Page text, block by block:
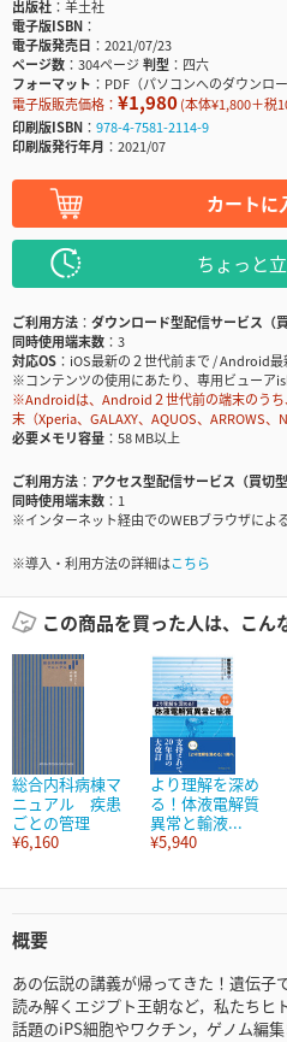
出版社
羊土社
電子版ISBN
電子版発売日
2021/07/23
ページ数
304ページ判型
四六
フォーマット
PDF（パソコンへのダウンロー
電子版販売価格： ¥1,980(本体¥1,800＋税
印刷版ISBN
978-4-7581-2114-9
印刷版発行年月
2021/07
カートに
ちょっと
ご利用方法
ダウンロード型配信サービス（買
同時使用端末数
3
対応OS
iOS最新の２世代前まで / Android
※コンテンツの使用にあたり、専用ビューア
※Androidは、Android２世代前の端末のうち
末（Xperia、GALAXY、AQUOS、ARROWS
必要メモリ容量
58 MB以上
ご利用方法
アクセス型配信サービス（買切型
同時使用端末数
1
※インターネット経由でのWEBブラウザによ
※導入・利用方法の詳細はこちら
この商品を買った人は、こん
総合内科病棟マ
ニュアル 疾患
ごとの管理
¥6,160
より理解を深め
る！体液電解質
異常と輸液...
¥5,940
概要
あの伝説の講義が帰ってきた！遺伝子
読み解くエジプト王朝など，私たちヒ
話題のiPS細胞やワクチン，ゲノム編